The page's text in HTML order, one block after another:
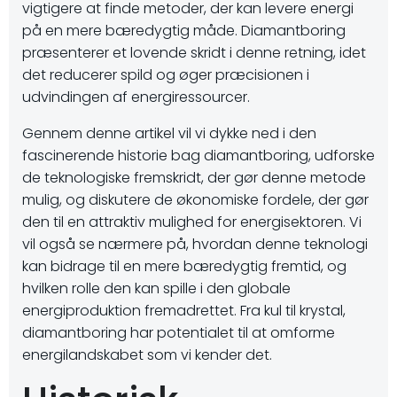
vigtigere at finde metoder, der kan levere energi
på en mere bæredygtig måde. Diamantboring
præsenterer et lovende skridt i denne retning, idet
det reducerer spild og øger præcisionen i
udvindingen af energiressourcer.
Gennem denne artikel vil vi dykke ned i den
fascinerende historie bag diamantboring, udforske
de teknologiske fremskridt, der gør denne metode
mulig, og diskutere de økonomiske fordele, der gør
den til en attraktiv mulighed for energisektoren. Vi
vil også se nærmere på, hvordan denne teknologi
kan bidrage til en mere bæredygtig fremtid, og
hvilken rolle den kan spille i den globale
energiproduktion fremadrettet. Fra kul til krystal,
diamantboring har potentialet til at omforme
energilandskabet som vi kender det.